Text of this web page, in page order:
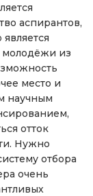
аспирантов,
молодёжи из
место и
научным
отток
Нужно
отбора
очень